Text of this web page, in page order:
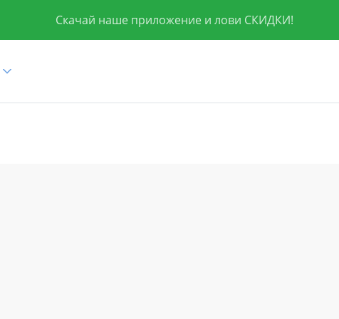
Скачай наше приложение и лови СКИДКИ!